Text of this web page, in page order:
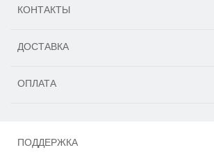
КОНТАКТЫ
ДОСТАВКА
ОПЛАТА
ПОДДЕРЖКА